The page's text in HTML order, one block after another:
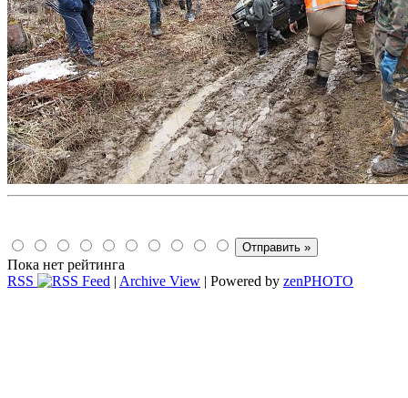
Пока нет рейтинга
RSS
| Archive View | Powered by zenPHOTO